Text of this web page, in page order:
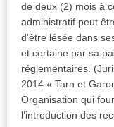
de deux (2) mois à
administratif peut
d'être lésée dans
et certaine par sa
réglementaires.
2014 « Tarn et
Organisation qui
l’introduction des